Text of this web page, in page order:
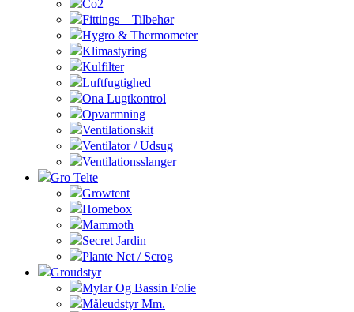
Co2
Fittings – Tilbehør
Hygro & Thermometer
Klimastyring
Kulfilter
Luftfugtighed
Ona Lugtkontrol
Opvarmning
Ventilationskit
Ventilator / Udsug
Ventilationsslanger
Gro Telte
Growtent
Homebox
Mammoth
Secret Jardin
Plante Net / Scrog
Groudstyr
Mylar Og Bassin Folie
Måleudstyr Mm.